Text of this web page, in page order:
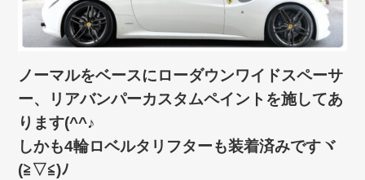
ノーマルをベースにローダウンワイドスペーサ
ー、リアバンパーカスタムペイントを施してあ
ります(^^♪
しかも4輪ロベルタリフターも装着済みですヾ
(≧▽≦)ﾉ